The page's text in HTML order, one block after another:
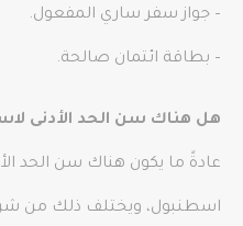
– جواز سفر ساري المفعول.
– بطاقة ائتمان صالحة.
هل هناك سن الحد الأدنى
عادةً ما يكون هناك سن الحد
اسطنبول، ويختلف ذلك من